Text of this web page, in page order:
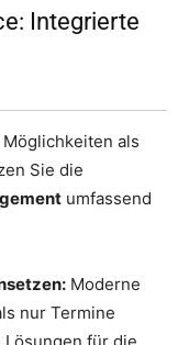
Integrierte
als
Sie die
umfassend
Moderne
nur Termine